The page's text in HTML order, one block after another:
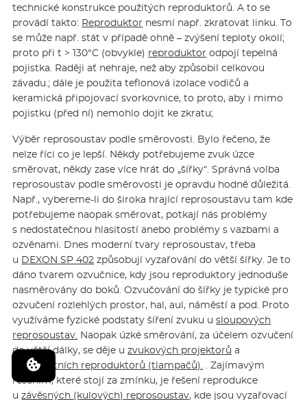
technické konstrukce použitých reproduktorů. A to se
provádí takto: Reproduktor nesmí např. zkratovat linku. To
se může např. stát v případě ohně – zvýšení teploty okolí;
proto při t > 130°C (obvykle) reproduktor odpojí tepelná
pojistka. Raději ať nehraje, než aby způsobil celkovou
závadu.; dále je použita teflonová izolace vodičů a
keramická připojovací svorkovnice, to proto, aby i mimo
pojistku (před ní) nemohlo dojit ke zkratu;
Výběr reprosoustav podle směrovosti. Bylo řečeno, že
nelze říci co je lepší. Někdy potřebujeme zvuk úzce
směrovat, někdy zase více hrát do „šířky“. Správná volba
reprosoustav podle směrovosti je opravdu hodně důležitá.
Např., vybereme-li do široka hrající reprosoustavu tam kde
potřebujeme naopak směrovat, potkají nás problémy
s nedostatečnou hlasitostí anebo problémy s vazbami a
ozvěnami. Dnes moderní tvary reprosoustav, třeba
u DEXON SP 402 způsobují vyzařování do větší šířky. Je to
dáno tvarem ozvučnice, kdy jsou reproduktory jednoduše
nasměrovány do boků. Ozvučování do šířky je typické pro
ozvučení rozlehlých prostor, hal, aul, náměstí a pod. Proto
využíváme fyzické podstaty šíření zvuku usloupových
reprosoustav. Naopak úzké směrování, za účelem ozvučení
do větší dálky, se děje uzvukových projektorů a
reentrantních reproduktorů (tlampačů).
. Zajímavým
řešením, které stojí za zmínku, je řešení reprodukce
uzávěsných (kulových) reprosoustav, kde jsou vyzařovací